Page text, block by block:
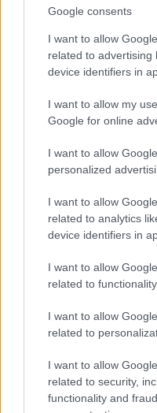
Google consents
I want to allow
related to advertising
device identifiers in
I want to allow my
Google for online
I want to allow
personalized
I want to allow
related to analytics
device identifiers in
I want to allow
related to
I want to allow
related to
I want to allow
related to security,
functionality and
Conservazione
I biscotti senza
trasparente per
qualcosa di diverso?
cheesecake alle
goloso che non
sicuramente tutti.